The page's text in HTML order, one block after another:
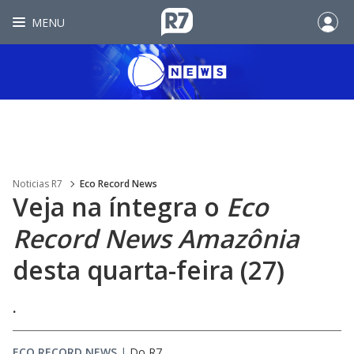
MENU
Noticias R7 Eco Record News
Veja na íntegra o Eco
Record News Amazônia
desta quarta-feira (27)
.